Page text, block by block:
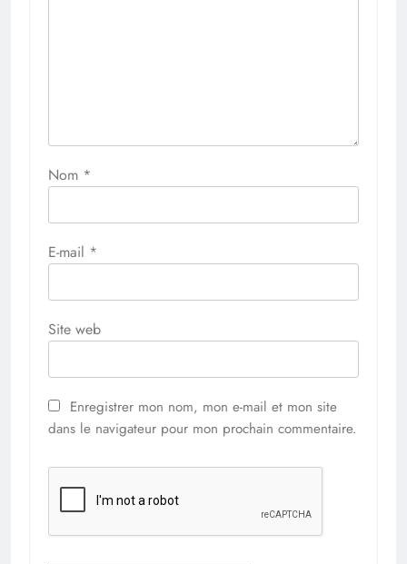
Nom *
E-mail *
Site web
Enregistrer mon nom, mon e-mail et mon site
dans le navigateur pour mon prochain commentaire.